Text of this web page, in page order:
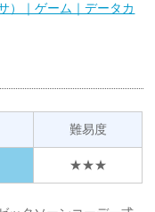
）｜ゲーム｜データカ
難易度
★★★